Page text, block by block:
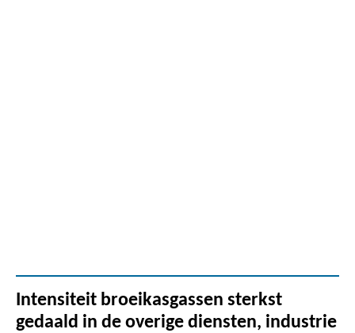
Intensiteit broeikasgassen sterkst
gedaald in de overige diensten, industrie